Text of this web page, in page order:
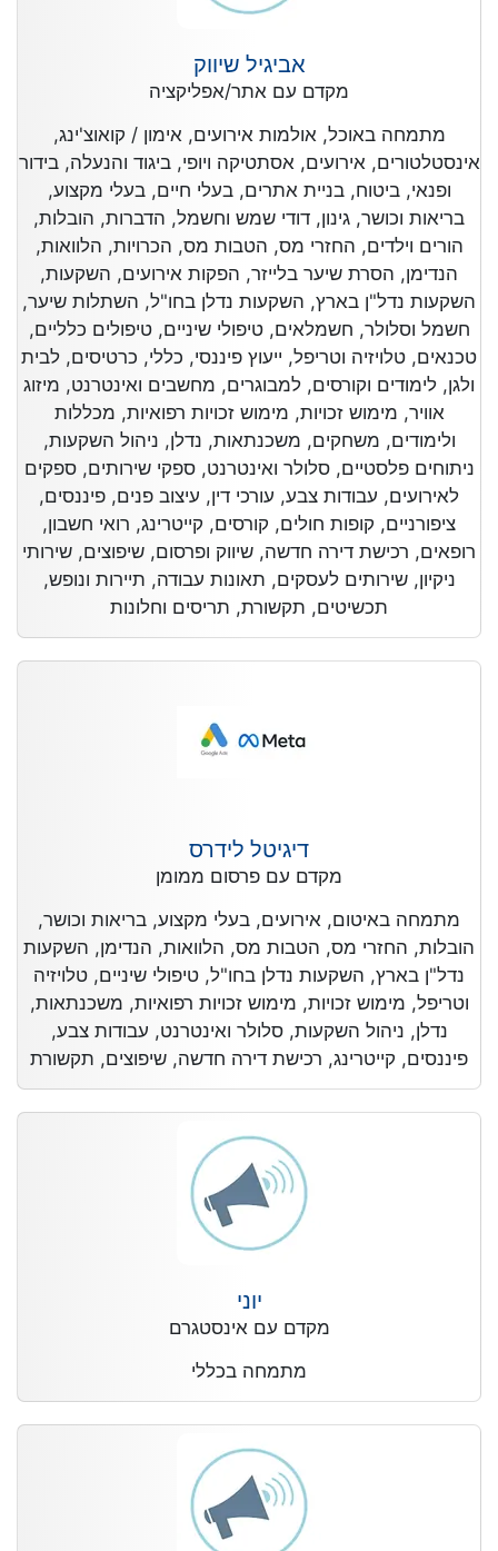
אביגיל שיווק
מקדם עם אתר/אפליקציה
מתמחה באוכל, אולמות אירועים, אימון / קואוצ'ינג,
אינסטלטורים, אירועים, אסתטיקה ויופי, ביגוד והנעלה, בידור
ופנאי, ביטוח, בניית אתרים, בעלי חיים, בעלי מקצוע,
בריאות וכושר, גינון, דודי שמש וחשמל, הדברות, הובלות,
הורים וילדים, החזרי מס, הטבות מס, הכרויות, הלוואות,
הנדימן, הסרת שיער בלייזר, הפקות אירועים, השקעות,
השקעות נדל"ן בארץ, השקעות נדלן בחו"ל, השתלות שיער,
חשמל וסלולר, חשמלאים, טיפולי שיניים, טיפולים כלליים,
טכנאים, טלויזיה וטריפל, ייעוץ פיננסי, כללי, כרטיסים, לבית
ולגן, לימודים וקורסים, למבוגרים, מחשבים ואינטרנט, מיזוג
אוויר, מימוש זכויות, מימוש זכויות רפואיות, מכללות
ולימודים, משחקים, משכנתאות, נדלן, ניהול השקעות,
ניתוחים פלסטיים, סלולר ואינטרנט, ספקי שירותים, ספקים
לאירועים, עבודות צבע, עורכי דין, עיצוב פנים, פיננסים,
ציפורניים, קופות חולים, קורסים, קייטרינג, רואי חשבון,
רופאים, רכישת דירה חדשה, שיווק ופרסום, שיפוצים, שירותי
ניקיון, שירותים לעסקים, תאונות עבודה, תיירות ונופש,
תכשיטים, תקשורת, תריסים וחלונות
דיגיטל לידרס
מקדם עם פרסום ממומן
מתמחה באיטום, אירועים, בעלי מקצוע, בריאות וכושר,
הובלות, החזרי מס, הטבות מס, הלוואות, הנדימן, השקעות
נדל"ן בארץ, השקעות נדלן בחו"ל, טיפולי שיניים, טלויזיה
וטריפל, מימוש זכויות, מימוש זכויות רפואיות, משכנתאות,
נדלן, ניהול השקעות, סלולר ואינטרנט, עבודות צבע,
פיננסים, קייטרינג, רכישת דירה חדשה, שיפוצים, תקשורת
יוני
מקדם עם אינסטגרם
מתמחה בכללי